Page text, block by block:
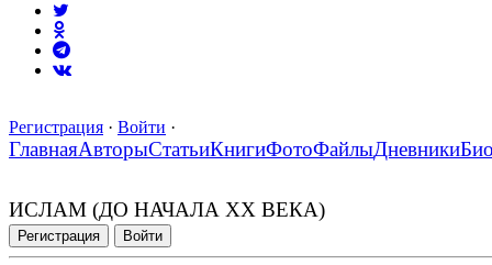
Регистрация · Войти ·
ГлавнаяАвторыСтатьиКнигиФотоФайлыДневники
ИСЛАМ (ДО НАЧАЛА XX ВЕКА)
Регистрация Войти